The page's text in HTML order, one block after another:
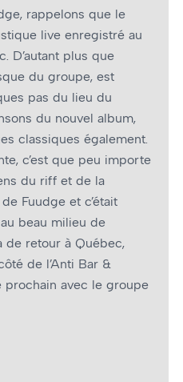
rappelons que le
live enregistré au
D’autant plus que
du groupe, est
pas du lieu du
du nouvel album,
classiques également.
c’est que peu importe
du riff et de la
Fuudge et c’était
beau milieu de
de retour à Québec,
de l’Anti Bar &
prochain avec le groupe